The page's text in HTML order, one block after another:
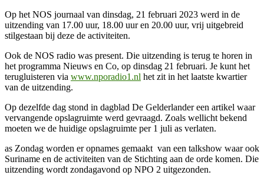
Op het NOS journaal van dinsdag, 21 februari 2023 werd in de
uitzending van 17.00 uur, 18.00 uur en 20.00 uur, vrij uitgebreid
stilgestaan bij deze de activiteiten.
Ook de NOS radio was present. Die uitzending is terug te horen in
het programma Nieuws en Co, op dinsdag 21 februari. Je kunt het
terugluisteren via www.nporadio1.nl het zit in het laatste kwartier
van de uitzending.
Op dezelfde dag stond in dagblad De Gelderlander een artikel waar
vervangende opslagruimte werd gevraagd. Zoals wellicht bekend
moeten we de huidige opslagruimte per 1 juli as verlaten.
as Zondag worden er opnames gemaakt van een talkshow waar ook
Suriname en de activiteiten van de Stichting aan de orde komen. Die
uitzending wordt zondagavond op NPO 2 uitgezonden.